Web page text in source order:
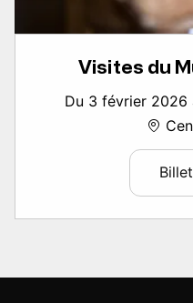
Visites du
Du 3 février 2026